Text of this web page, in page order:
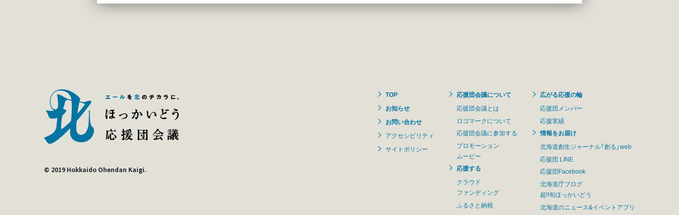
© 2019 Hokkaido Ohendan Kaigi.
TOP
お知らせ
お問い合わせ
アクセシビリティ
サイトポリシー
応援団会議について
応援団会議とは
ロゴマークについて
応援団会議に参加する
プロモーション
ムービー
応援する
クラウド
ファンディング
ふるさと納税
広がる応援の輪
応援団メンバー
応援実績
情報をお届け
北海道創生ジャーナル「創る」web
応援団 LINE
応援団Facebook
北海道庁ブログ
超!!旬ほっかいどう
北海道のニュース&イベントアプリ